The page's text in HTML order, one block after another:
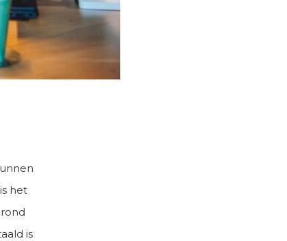
het
is